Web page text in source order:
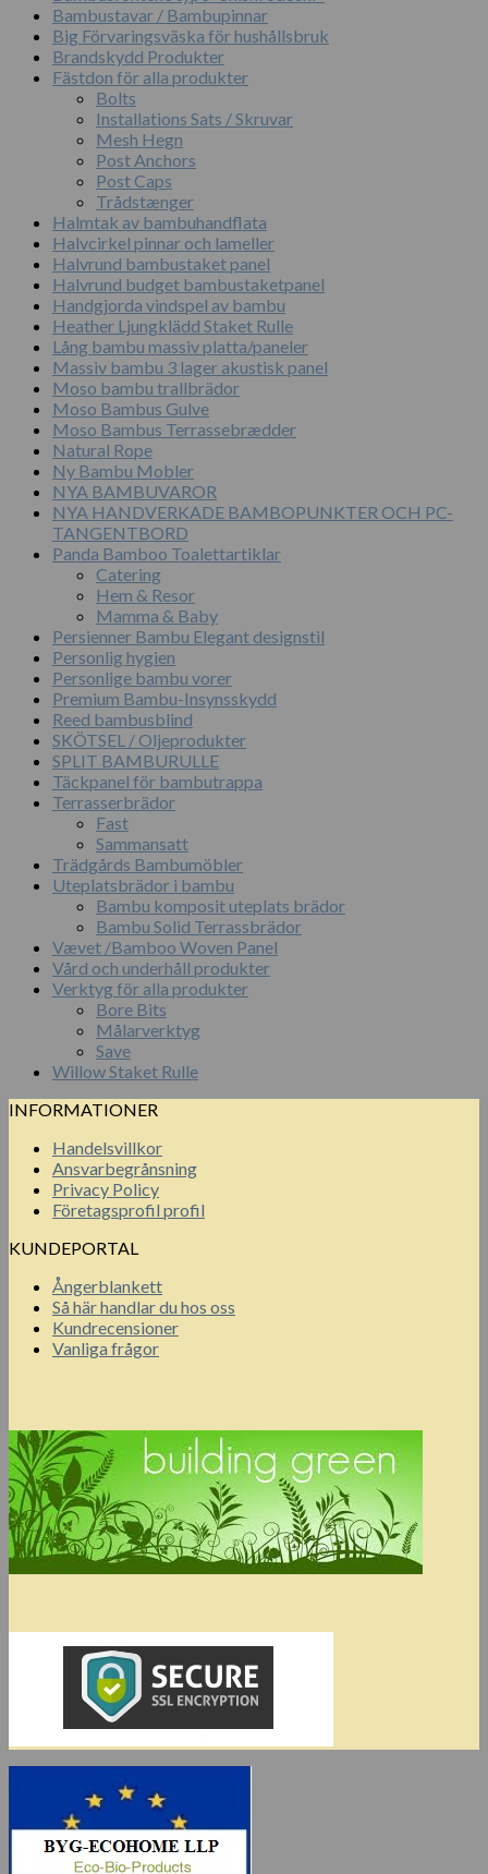
Bambustavar / Bambupinnar
Big Förvaringsväska för hushållsbruk
Brandskydd Produkter
Fästdon för alla produkter
Bolts
Installations Sats / Skruvar
Mesh Hegn
Post Anchors
Post Caps
Trådstænger
Halmtak av bambuhandflata
Halvcirkel pinnar och lameller
Halvrund bambustaket panel
Halvrund budget bambustaketpanel
Handgjorda vindspel av bambu
Heather Ljungklädd Staket Rulle
Lång bambu massiv platta/paneler
Massiv bambu 3 lager akustisk panel
Moso bambu trallbrädor
Moso Bambus Gulve
Moso Bambus Terrassebrædder
Natural Rope
Ny Bambu Mobler
NYA BAMBUVAROR
NYA HANDVERKADE BAMBOPUNKTER OCH PC-
TANGENTBORD
Panda Bamboo Toalettartiklar
Catering
Hem & Resor
Mamma & Baby
Persienner Bambu Elegant designstil
Personlig hygien
Personlige bambu vorer
Premium Bambu-Insynsskydd
Reed bambusblind
SKÖTSEL / Oljeprodukter
SPLIT BAMBURULLE
Täckpanel för bambutrappa
Terrasserbrädor
Fast
Sammansatt
Trädgårds Bambumöbler
Uteplatsbrädor i bambu
Bambu komposit uteplats brädor
Bambu Solid Terrassbrädor
Vævet /Bamboo Woven Panel
Vård och underhåll produkter
Verktyg för alla produkter
Bore Bits
Målarverktyg
Save
Willow Staket Rulle
INFORMATIONER
Handelsvillkor
Ansvarbegrånsning
Privacy Policy
Företagsprofil profil
KUNDEPORTAL
Ångerblankett
Så här handlar du hos oss
Kundrecensioner
Vanliga frågor